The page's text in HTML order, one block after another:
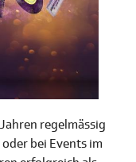
regelmässig
bei Events im